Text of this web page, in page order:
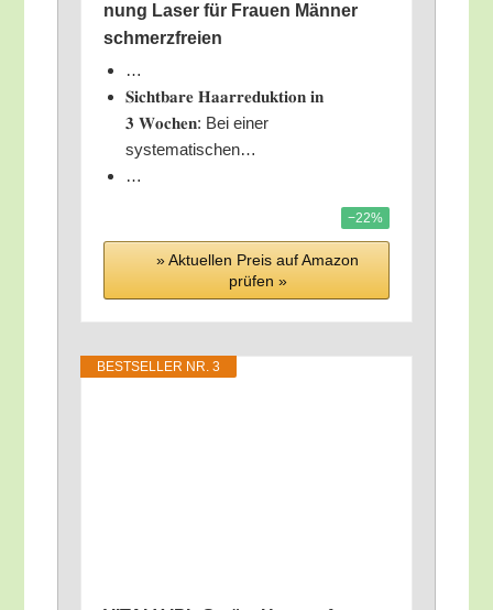
nung Laser für Frau­en Män­ner
schmerzfreien
…
𝐒𝐢𝐜𝐡𝐭𝐛𝐚𝐫𝐞 𝐇𝐚𝐚𝐫𝐫𝐞𝐝𝐮𝐤𝐭𝐢𝐨𝐧 𝐢𝐧
𝟑 𝐖𝐨𝐜𝐡𝐞𝐧: Bei einer
systematischen…
…
−22%
» Aktu­el­len Preis auf Ama­zon
prü­fen »
BEST­SEL­LER NR. 3